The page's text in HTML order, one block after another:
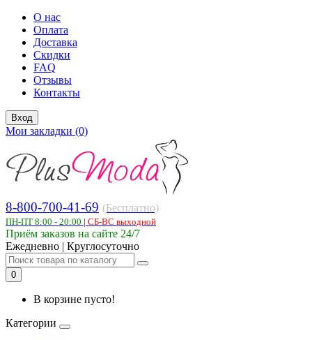
О нас
Оплата
Доставка
Скидки
FAQ
Отзывы
Контакты
Вход
Мои закладки (0)
8-800-700-41-69 (Бесплатно)
ПН-ПТ 8:00 - 20:00 | СБ-ВС выходной
Приём заказов на сайте 24/7
Ежедневно | Круглосуточно
0
В корзине пусто!
Категории